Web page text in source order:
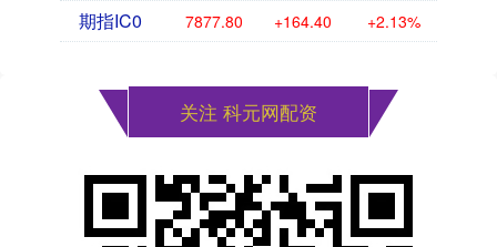
期指IC0 7877.80 +164.40 +2.13%
关注 科元网配资